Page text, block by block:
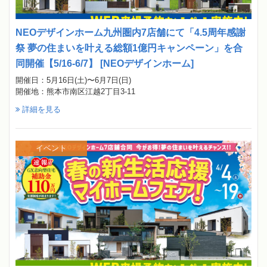
NEOデザインホーム九州圏内7店舗にて「4.5周年感謝
祭 夢の住まいを叶える総額1億円キャンペーン」を合
同開催【5/16-6/7】 [NEOデザインホーム]
開催日：5月16日(土)〜6月7日(日)
開催地：熊本市南区江越2丁目3-11
詳細を見る
イベント